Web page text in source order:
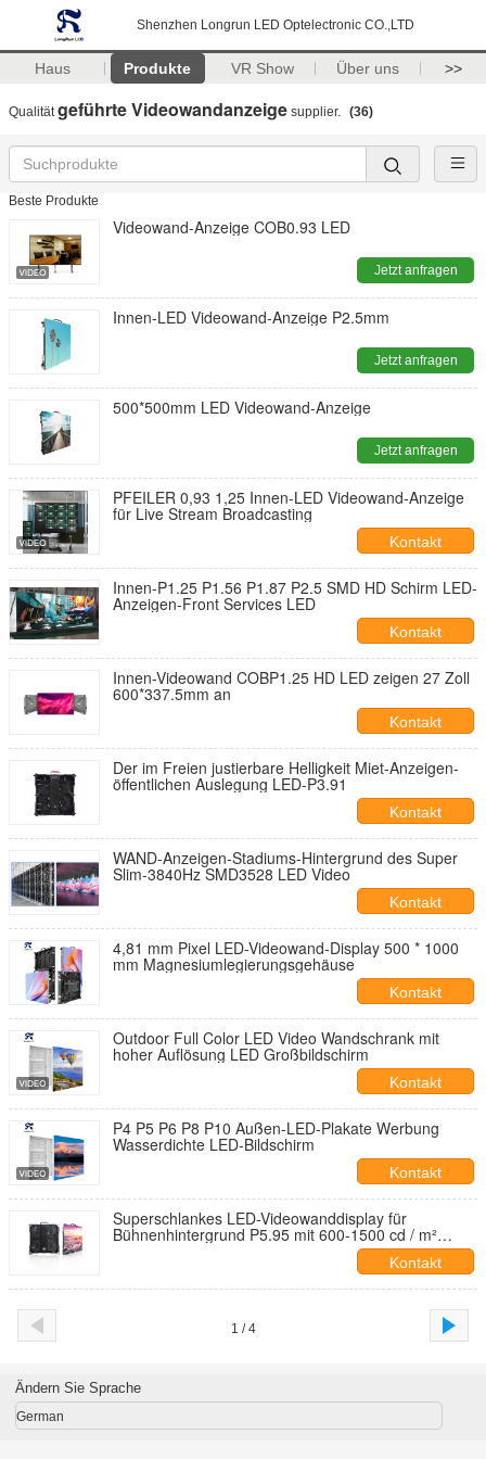
Shenzhen Longrun LED Optelectronic CO.,LTD
Haus Produkte VR Show Über uns >>
Qualitätgeführte Videowandanzeige supplier. (36)
Beste Produkte
Videowand-Anzeige COB0.93 LED
Jetzt anfragen
Innen-LED Videowand-Anzeige P2.5mm
Jetzt anfragen
500*500mm LED Videowand-Anzeige
Jetzt anfragen
PFEILER 0,93 1,25 Innen-LED Videowand-Anzeige
für Live Stream Broadcasting
Kontakt
Innen-P1.25 P1.56 P1.87 P2.5 SMD HD Schirm LED-
Anzeigen-Front Services LED
Kontakt
Innen-Videowand COBP1.25 HD LED zeigen 27 Zoll
600*337.5mm an
Kontakt
Der im Freien justierbare Helligkeit Miet-Anzeigen-
öffentlichen Auslegung LED-P3.91
Kontakt
WAND-Anzeigen-Stadiums-Hintergrund des Super
Slim-3840Hz SMD3528 LED Video
Kontakt
4,81 mm Pixel LED-Videowand-Display 500 * 1000
mm Magnesiumlegierungsgehäuse
Kontakt
Outdoor Full Color LED Video Wandschrank mit
hoher Auflösung LED Großbildschirm
Kontakt
P4 P5 P6 P8 P10 Außen-LED-Plakate Werbung
Wasserdichte LED-Bildschirm
Kontakt
Superschlankes LED-Videowanddisplay für
Bühnenhintergrund P5.95 mit 600-1500 cd / m²
Kontakt
1 / 4
Ändern Sie Sprache
German